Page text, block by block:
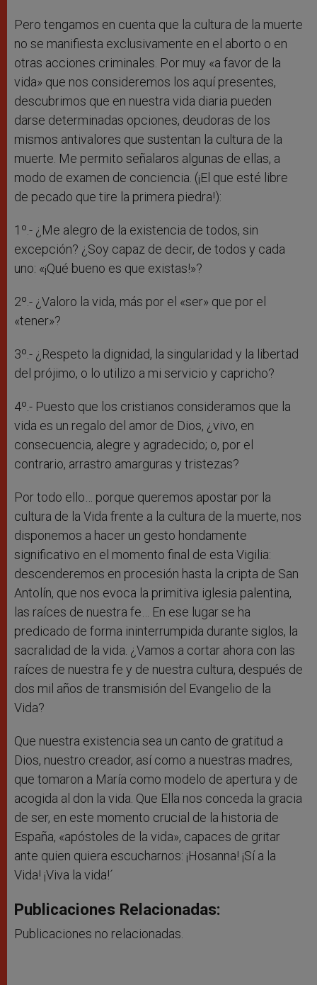
Pero tengamos en cuenta que la cultura de la muerte
no se manifiesta exclusivamente en el aborto o en
otras acciones criminales. Por muy «a favor de la
vida» que nos consideremos los aquí presentes,
descubrimos que en nuestra vida diaria pueden
darse determinadas opciones, deudoras de los
mismos antivalores que sustentan la cultura de la
muerte. Me permito señalaros algunas de ellas, a
modo de examen de conciencia. (¡El que esté libre
de pecado que tire la primera piedra!):
1º.- ¿Me alegro de la existencia de todos, sin
excepción? ¿Soy capaz de decir, de todos y cada
uno: «¡Qué bueno es que existas!»?
2º.- ¿Valoro la vida, más por el «ser» que por el
«tener»?
3º.- ¿Respeto la dignidad, la singularidad y la libertad
del prójimo, o lo utilizo a mi servicio y capricho?
4º.- Puesto que los cristianos consideramos que la
vida es un regalo del amor de Dios, ¿vivo, en
consecuencia, alegre y agradecido; o, por el
contrario, arrastro amarguras y tristezas?
Por todo ello… porque queremos apostar por la
cultura de la Vida frente a la cultura de la muerte, nos
disponemos a hacer un gesto hondamente
significativo en el momento final de esta Vigilia:
descenderemos en procesión hasta la cripta de San
Antolín, que nos evoca la primitiva iglesia palentina,
las raíces de nuestra fe… En ese lugar se ha
predicado de forma ininterrumpida durante siglos, la
sacralidad de la vida. ¿Vamos a cortar ahora con las
raíces de nuestra fe y de nuestra cultura, después de
dos mil años de transmisión del Evangelio de la
Vida?
Que nuestra existencia sea un canto de gratitud a
Dios, nuestro creador, así como a nuestras madres,
que tomaron a María como modelo de apertura y de
acogida al don la vida. Que Ella nos conceda la gracia
de ser, en este momento crucial de la historia de
España, «apóstoles de la vida», capaces de gritar
ante quien quiera escucharnos: ¡Hosanna! ¡Sí a la
Vida! ¡Viva la vida!´
Publicaciones Relacionadas:
Publicaciones no relacionadas.